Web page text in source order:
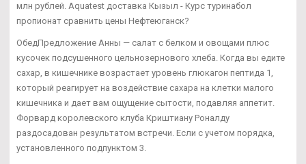
млн рублей. Aquatest доставка Кызыл - Курс туринабол
пропионат сравнить цены Нефтеюганск?
ОбедПредложение Анны — салат с белком и овощами плюс
кусочек подсушенного цельнозернового хлеба. Когда вы едите
сахар, в кишечнике возрастает уровень глюкагон пептида 1,
который реагирует на воздействие сахара на клетки малого
кишечника и дает вам ощущение сытости, подавляя аппетит.
Форвард королевского клуба Криштиану Роналду
раздосадован результатом встречи. Если с учетом порядка,
установленного подпунктом 3.